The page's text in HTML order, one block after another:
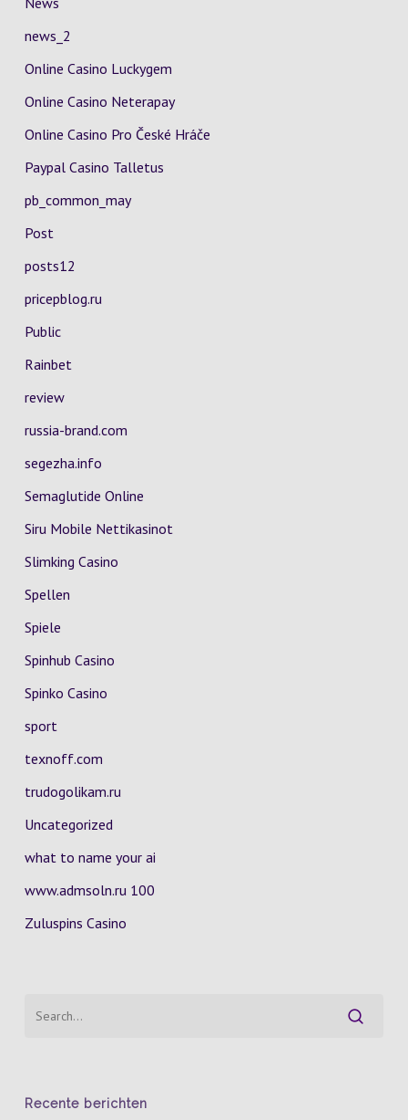
news_2
Online Casino Luckygem
Online Casino Neterapay
Online Casino Pro České Hráče
Paypal Casino Talletus
pb_common_may
Post
posts12
pricepblog.ru
Public
Rainbet
review
russia-brand.com
segezha.info
Semaglutide Online
Siru Mobile Nettikasinot
Slimking Casino
Spellen
Spiele
Spinhub Casino
Spinko Casino
sport
texnoff.com
trudogolikam.ru
Uncategorized
what to name your ai
www.admsoln.ru 100
Zuluspins Casino
Recente berichten